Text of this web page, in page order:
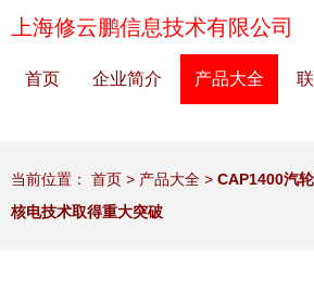
上海修云鹏信息技术有限公司
首页 企业简介 产品大全
当前位置： 首页 > 产品大全 > CAP1400汽
核电技术取得重大突破